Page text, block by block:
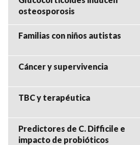
osteosporosis
Familias con niños autistas
Cáncer y supervivencia
TBC y terapéutica
Predictores de C. Difficile e
impacto de probióticos